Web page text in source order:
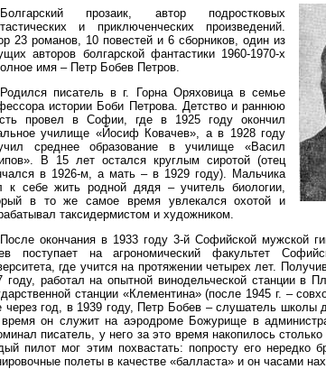
Болгарский прозаик, автор подростковых
и приключенческих произведений.
23 романов, 10 повестей и 6 сборников, один из
авторов болгарской фантастики 1960-1970-х
имя – Петр Бобев Петров.
Родился писатель в г. Горна Оряховица в семье
истории Боби Петрова. Детство и раннюю
провел в Софии, где в 1925 году окончил
училище «Йосиф Ковачев», а в 1928 году
среднее образование в училище «Васил
В 15 лет остался круглым сиротой (отец
в 1926-м, а мать – в 1929 году). Мальчика
к себе жить родной дядя – учитель биологии,
в то же самое время увлекался охотой и
таксидермистом и художником.
После окончания в 1933 году 3-й Софийской мужской
поступает на агрономический факультет
где учится на протяжении четырех лет.
году, работал на опытной винодельческой станции в
станции «Клементина» (после 1945 г. –
через год, в 1939 году, Петр Бобев – слушатель школы
он служит на аэродроме Божурище в
писатель, у него за это время накопилось
пилот мог этим похвастать: попросту его нередко
полеты в качестве «балласта» и он часами